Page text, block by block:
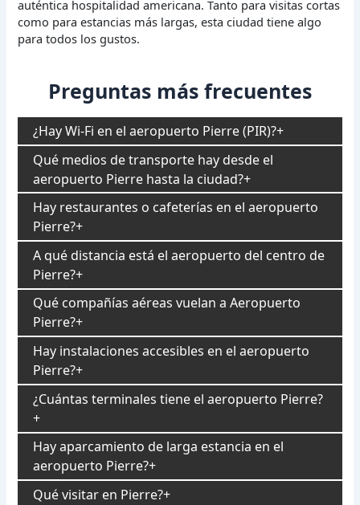
auténtica hospitalidad americana. Tanto para visitas cortas
como para estancias más largas, esta ciudad tiene algo
para todos los gustos.
Preguntas más frecuentes
¿Hay Wi-Fi en el aeropuerto Pierre (PIR)?
Qué medios de transporte hay desde el
aeropuerto Pierre hasta la ciudad?
Hay restaurantes o cafeterías en el aeropuerto
Pierre?
A qué distancia está el aeropuerto del centro de
Pierre?
Qué compañías aéreas vuelan a Aeropuerto
Pierre?
Hay instalaciones accesibles en el aeropuerto
Pierre?
¿Cuántas terminales tiene el aeropuerto Pierre?
Hay aparcamiento de larga estancia en el
aeropuerto Pierre?
Qué visitar en Pierre?